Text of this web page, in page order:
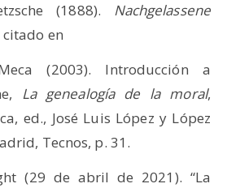
(1888). Nachgelassene
citado en
(2003). Introducción a
La genealogía de la moral,
ed., José Luis López y López
Tecnos, p. 31.
(29 de abril de 2021). “La